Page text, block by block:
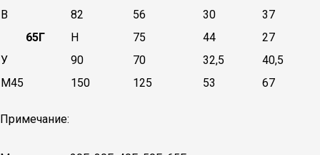
В
82 56 30
37
65Г
Н 75 44
27
У
90 70 32,5
40,5
М45
150 125 53 67
Примечание: